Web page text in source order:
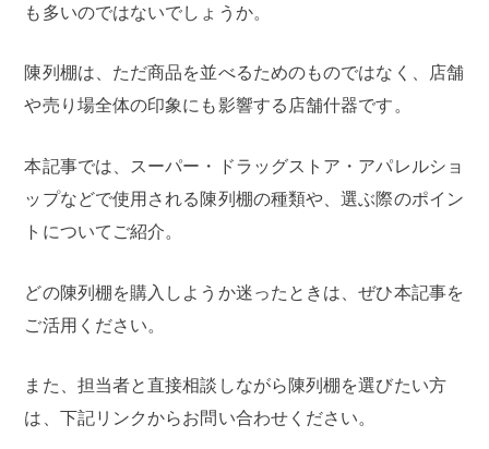
も多いのではないでしょうか。
陳列棚は、ただ商品を並べるためのものではなく、店舗
や売り場全体の印象にも影響する店舗什器です。
本記事では、スーパー・ドラッグストア・アパレルショ
ップなどで使用される陳列棚の種類や、選ぶ際のポイン
トについてご紹介。
どの陳列棚を購入しようか迷ったときは、ぜひ本記事を
ご活用ください。
また、担当者と直接相談しながら陳列棚を選びたい方
は、下記リンクからお問い合わせください。